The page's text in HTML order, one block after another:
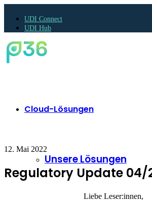
UDI Connect
UDI Hub
Cloud-Lösungen
Unsere Lösungen
12. Mai 2022
Regulatory Update 04/
Liebe Leser:innen,